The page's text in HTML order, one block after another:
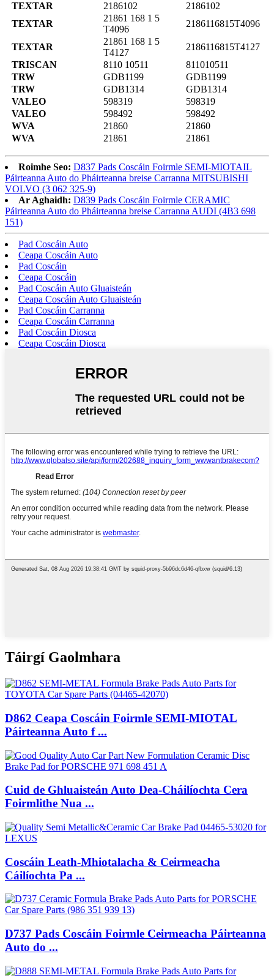
TEXTAR
2186102
2186102
TEXTAR
21861 168 1 5
T4096
2186116815T4096
TEXTAR
21861 168 1 5
T4127
2186116815T4127
TRISCAN
8110 10511
811010511
TRW
GDB1199
GDB1199
TRW
GDB1314
GDB1314
VALEO
598319
598319
VALEO
598492
598492
WVA
21860
21860
WVA
21861 21861
Roimhe Seo: D837 Pads Coscáin Foirmle SEMI-MIOTAIL
Páirteanna Auto do Pháirteanna breise Carranna MITSUBISHI
VOLVO (3 062 325-9)
Ar Aghaidh: D839 Pads Coscáin Foirmle CERAMIC
Páirteanna Auto do Pháirteanna breise Carranna AUDI (4B3 698
151)
Pad Coscáin Auto
Ceapa Coscáin Auto
Pad Coscáin
Ceapa Coscáin
Pad Coscáin Auto Gluaisteán
Ceapa Coscáin Auto Gluaisteán
Pad Coscáin Carranna
Ceapa Coscáin Carranna
Pad Coscáin Diosca
Ceapa Coscáin Diosca
Táirgí Gaolmhara
D862 Ceapa Coscáin Foirmle SEMI-MIOTAL
Páirteanna Auto f ...
Cuid de Ghluaisteán Auto Dea-Cháilíochta Cera
Foirmlithe Nua ...
Coscáin Leath-Mhiotalacha & Ceirmeacha
Cáilíochta Pa ...
D737 Pads Coscáin Foirmle Ceirmeacha Páirteanna
Auto do ...